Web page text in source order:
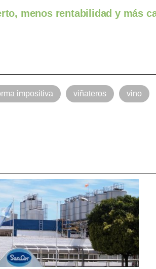
menos rentabilidad y más
impositiva viñateros vino